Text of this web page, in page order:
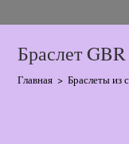
Браслет
Главная > Браслеты из